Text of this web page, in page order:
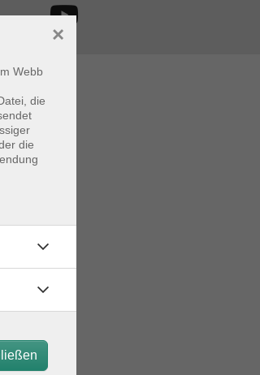
Webb
die
die
×